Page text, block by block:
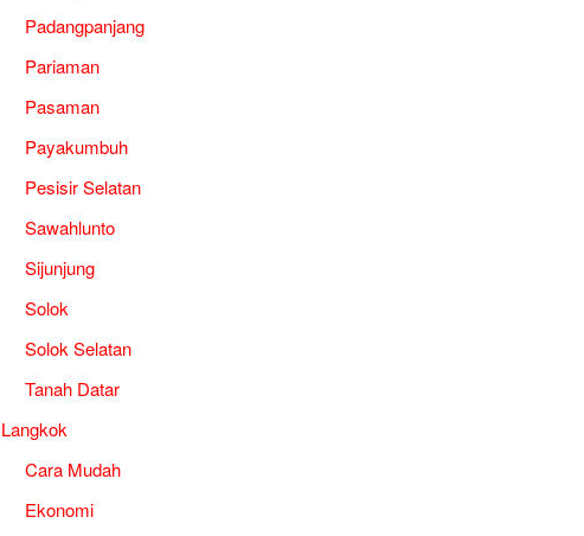
Padangpanjang
Pariaman
Pasaman
Payakumbuh
Pesisir Selatan
Sawahlunto
Sijunjung
Solok
Solok Selatan
Tanah Datar
Langkok
Cara Mudah
Ekonomi